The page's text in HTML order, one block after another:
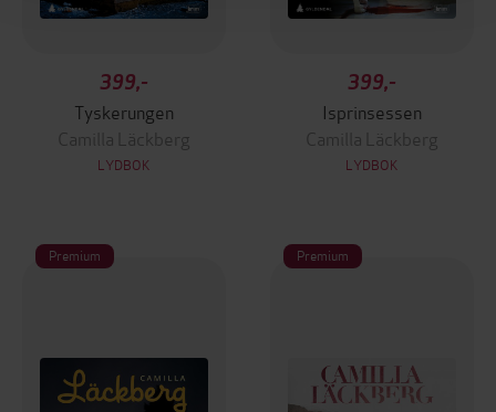
399,-
Tyskerungen
Camilla Läckberg
LYDBOK
399,-
Isprinsessen
Camilla Läckberg
LYDBOK
Premium Premium